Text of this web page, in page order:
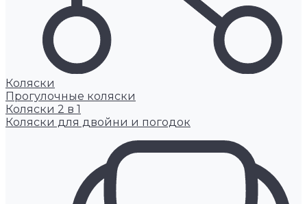
Коляски
Прогулочные коляски
Коляски 2 в 1
Коляски для двойни и погодок